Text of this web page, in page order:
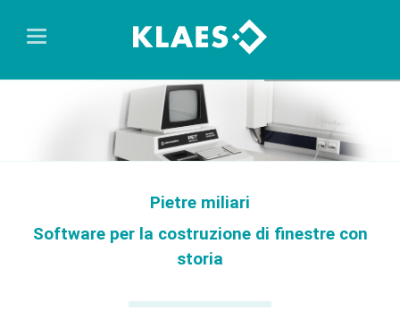
Pietre miliari
Software per la costruzione di finestre con
storia